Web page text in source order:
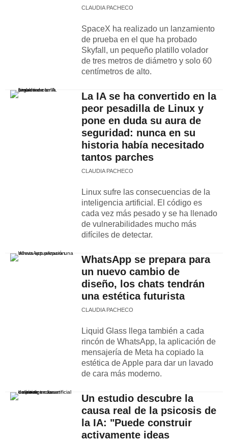
CLAUDIA PACHECO
SpaceX ha realizado un lanzamiento
de prueba en el que ha probado
Skyfall, un pequeño platillo volador
de tres metros de diámetro y solo 60
centímetros de alto.
La IA se ha convertido en la
peor pesadilla de Linux y
pone en duda su aura de
seguridad: nunca en su
historia había necesitado
tantos parches
CLAUDIA PACHECO
Linux sufre las consecuencias de la
inteligencia artificial. El código es
cada vez más pesado y se ha llenado
de vulnerabilidades mucho más
difíciles de detectar.
WhatsApp se prepara para
un nuevo cambio de
diseño, los chats tendrán
una estética futurista
CLAUDIA PACHECO
Liquid Glass llega también a cada
rincón de WhatsApp, la aplicación de
mensajería de Meta ha copiado la
estética de Apple para dar un lavado
de cara más moderno.
Un estudio descubre la
causa real de la psicosis de
la IA: "Puede construir
activamente ideas